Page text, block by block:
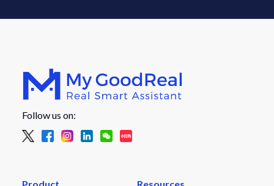
Follow us on: